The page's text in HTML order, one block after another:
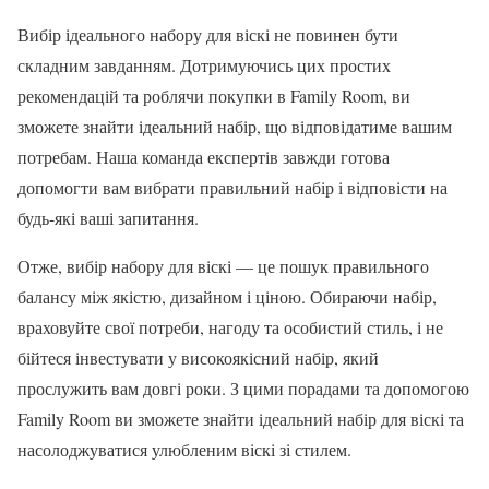
Вибір ідеального набору для віскі не повинен бути
складним завданням. Дотримуючись цих простих
рекомендацій та роблячи покупки в Family Room, ви
зможете знайти ідеальний набір, що відповідатиме вашим
потребам. Наша команда експертів завжди готова
допомогти вам вибрати правильний набір і відповісти на
будь-які ваші запитання.
Отже, вибір набору для віскі — це пошук правильного
балансу між якістю, дизайном і ціною. Обираючи набір,
враховуйте свої потреби, нагоду та особистий стиль, і не
бійтеся інвестувати у високоякісний набір, який
прослужить вам довгі роки. З цими порадами та допомогою
Family Room ви зможете знайти ідеальний набір для віскі та
насолоджуватися улюбленим віскі зі стилем.